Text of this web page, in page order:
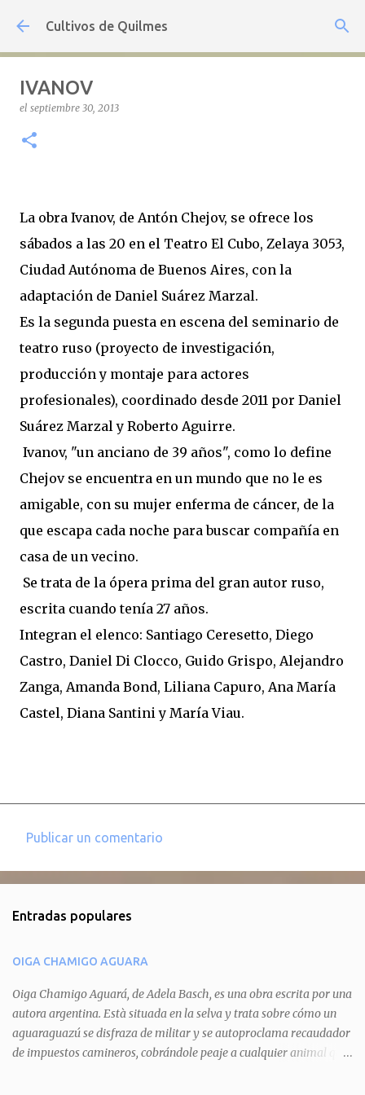
Ir al contenido principal
Cultivos de Quilmes
IVANOV
el septiembre 30, 2013
La obra Ivanov, de Antón Chejov, se ofrece los
sábados a las 20 en el Teatro El Cubo, Zelaya 3053,
Ciudad Autónoma de Buenos Aires, con la
adaptación de Daniel Suárez Marzal.
Es la segunda puesta en escena del seminario de
teatro ruso (proyecto de investigación,
producción y montaje para actores
profesionales), coordinado desde 2011 por Daniel
Suárez Marzal y Roberto Aguirre.
Ivanov, "un anciano de 39 años", como lo define
Chejov se encuentra en un mundo que no le es
amigable, con su mujer enferma de cáncer, de la
que escapa cada noche para buscar compañía en
casa de un vecino.
Se trata de la ópera prima del gran autor ruso,
escrita cuando tenía 27 años.
Integran el elenco: Santiago Ceresetto, Diego
Castro, Daniel Di Clocco, Guido Grispo, Alejandro
Zanga, Amanda Bond, Liliana Capuro, Ana María
Castel, Diana Santini y María Viau.
e
t
a
r
i
o
Publicar un comentario
Entradas populares
OIGA CHAMIGO AGUARA
Oiga Chamigo Aguará, de Adela Basch, es una obra escrita por una
autora argentina. Està situada en la selva y trata sobre cómo un
aguaraguazú se disfraza de militar y se autoproclama recaudador
de impuestos camineros, cobrándole peaje a cualquier animal que